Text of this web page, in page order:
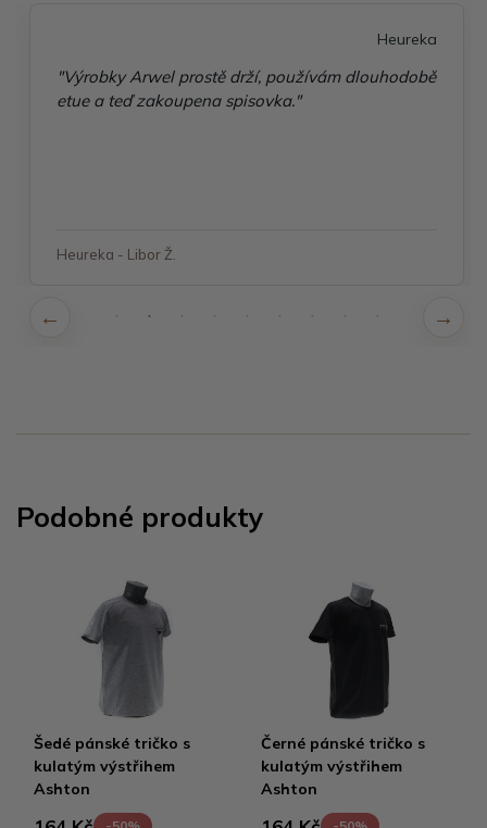
Heureka
"Výrobky Arwel prostě drží, používám dlouhodobě
etue a teď zakoupena spisovka."
Heureka - Libor Ž.
Podobné produkty
Šedé pánské tričko s
kulatým výstřihem
Ashton
Černé pánské tričko s
kulatým výstřihem
Ashton